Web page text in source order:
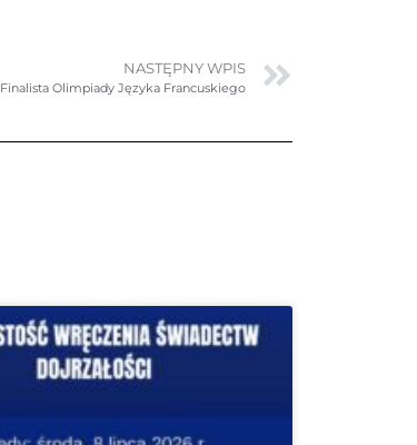
NASTĘPNY WPIS
Finalista Olimpiady Języka Francuskiego